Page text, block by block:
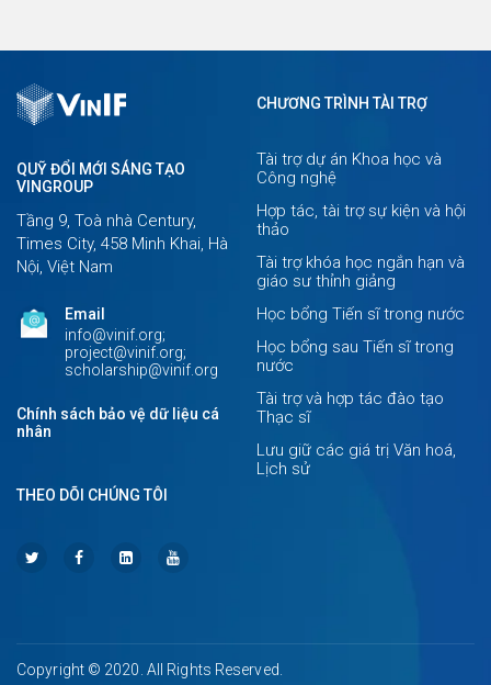
QUỸ ĐỔI MỚI SÁNG TẠO
VINGROUP
Tầng 9, Toà nhà Century,
Times City, 458 Minh Khai, Hà
Nội, Việt Nam
Email
info@vinif.org;
project@vinif.org;
scholarship@vinif.org
Chính sách bảo vệ dữ liệu cá
nhân
CHƯƠNG TRÌNH TÀI TRỢ
Tài trợ dự án Khoa học và
Công nghệ
Hợp tác, tài trợ sự kiện và hội
thảo
Tài trợ khóa học ngắn hạn và
giáo sư thỉnh giảng
Học bổng Tiến sĩ trong nước
Học bổng sau Tiến sĩ trong
nước
Tài trợ và hợp tác đào tạo
Thạc sĩ
Lưu giữ các giá trị Văn hoá,
Lịch sử
THEO DÕI CHÚNG TÔI
Copyright © 2020. All Rights Reserved.